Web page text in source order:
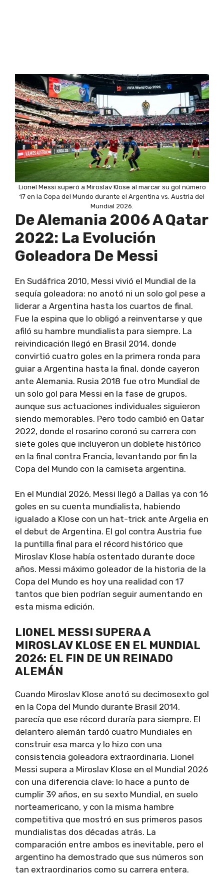
Lionel Messi superó a Miroslav Klose al marcar su gol número
17 en la Copa del Mundo durante el Argentina vs. Austria del
Mundial 2026.
De Alemania 2006 A Qatar
2022: La Evolución
Goleadora De Messi
En Sudáfrica 2010, Messi vivió el Mundial de la
sequía goleadora: no anotó ni un solo gol pese a
liderar a Argentina hasta los cuartos de final.
Fue la espina que lo obligó a reinventarse y que
afiló su hambre mundialista para siempre. La
reivindicación llegó en Brasil 2014, donde
convirtió cuatro goles en la primera ronda para
guiar a Argentina hasta la final, donde cayeron
ante Alemania. Rusia 2018 fue otro Mundial de
un solo gol para Messi en la fase de grupos,
aunque sus actuaciones individuales siguieron
siendo memorables. Pero todo cambió en Qatar
2022, donde el rosarino coronó su carrera con
siete goles que incluyeron un doblete histórico
en la final contra Francia, levantando por fin la
Copa del Mundo con la camiseta argentina.
En el Mundial 2026, Messi llegó a Dallas ya con 16
goles en su cuenta mundialista, habiendo
igualado a Klose con un hat-trick ante Argelia en
el debut de Argentina. El gol contra Austria fue
la puntilla final para el récord histórico que
Miroslav Klose había ostentado durante doce
años. Messi máximo goleador de la historia de la
Copa del Mundo es hoy una realidad con 17
tantos que bien podrían seguir aumentando en
esta misma edición.
LIONEL MESSI SUPERA A
MIROSLAV KLOSE EN EL MUNDIAL
2026: EL FIN DE UN REINADO
ALEMÁN
Cuando Miroslav Klose anotó su decimosexto gol
en la Copa del Mundo durante Brasil 2014,
parecía que ese récord duraría para siempre. El
delantero alemán tardó cuatro Mundiales en
construir esa marca y lo hizo con una
consistencia goleadora extraordinaria. Lionel
Messi supera a Miroslav Klose en el Mundial 2026
con una diferencia clave: lo hace a punto de
cumplir 39 años, en su sexto Mundial, en suelo
norteamericano, y con la misma hambre
competitiva que mostró en sus primeros pasos
mundialistas dos décadas atrás. La
comparación entre ambos es inevitable, pero el
argentino ha demostrado que sus números son
tan extraordinarios como su carrera entera.